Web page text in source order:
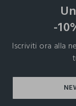
-
Iscriviti ora alla